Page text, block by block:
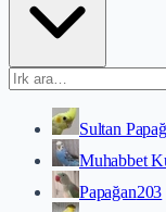
Sultan
Muhabbet
Papağan203